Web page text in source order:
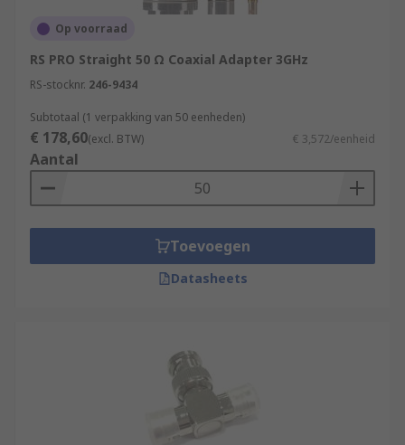
Op voorraad
RS PRO Straight 50 Ω Coaxial Adapter 3GHz
RS-stocknr. 246-9434
Subtotaal (1 verpakking van 50 eenheden)
€ 178,60(excl. BTW) € 3,572/eenheid
Aantal
Toevoegen
Datasheets